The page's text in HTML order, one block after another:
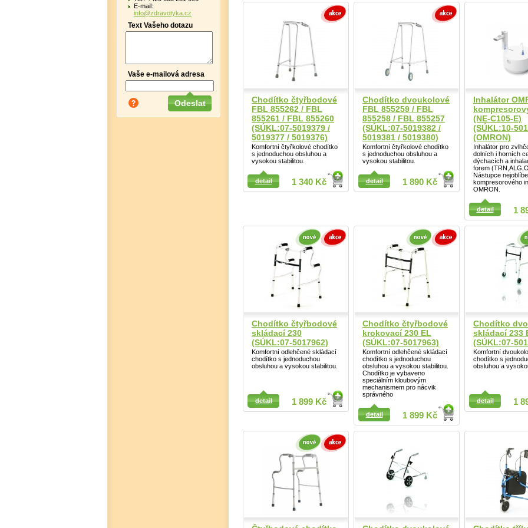
E-mail:
info@zdravotyka.cz
Text Vašeho dotazu
Vaše e-mailová adresa
Chodítko čtyřbodové
FBL 855262 / FBL
855261 / FBL 855260
(SÚKL:07-5019379 /
5019377 / 5019376)
Komfortní čtyřkolové chodítko
s jednoduchou obsluhou a
vysokou stabilitou.
1 340 Kč
detail
Chodítko dvoukolové
FBL 855259 / FBL
855258 / FBL 855257
(SÚKL:07-5019382 /
5019381 / 5019380)
Komfortní čtyřkolové chodítko
s jednoduchou obsluhou a
vysokou stabilitou.
1 890 Kč
detail
Inhalátor
(NE-C105-E)
(SÚKL:10-
(OMRON)
Inhalátor pro
dolních i horních
dýchacích a
forem
Nástupce
kompresorového
OMRON.
1
detail
Chodítko čtyřbodové
skládací 230
(SÚKL:07-5017962)
Komfortní odlehčené skládací
chodítko s jednoduchou
obsluhou a vysokou stabilitou.
1 899 Kč
detail
Chodítko čtyřbodové
krokovací 230 EL
(SÚKL:07-5017963)
Komfortní odlehčené skládací
chodítko s jednoduchou
obsluhou a vysokou stabilitou.
Chodítko je vybaveno
speciálním kloubovým
mechanismem pro nácvik
správného
1 899 Kč
detail
Chodítko
skládací 233
(SÚKL:07-
Komfortní
chodítko s
obsluhou a
1
Detail
detail